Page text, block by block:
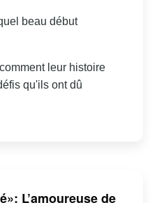
beau début
leur histoire
qu'ils ont dû
L’amoureuse de